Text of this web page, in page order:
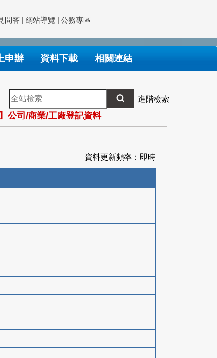
問答 | 網站導覽 | 公務專區
申辦 資料下載 相關連結
全
站
檢
索
進階檢索
公司/商業/工廠登記資料
資料更新頻率：即時